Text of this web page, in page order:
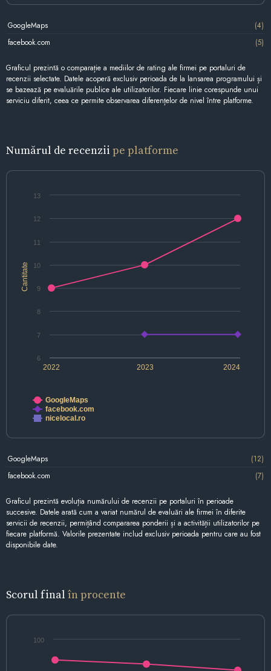
GoogleMaps
(4)
facebook.com
(5)
Graficul prezintă o comparație a mediilor de rating ale firmei pe portaluri de
recenzii selectate. Datele acoperă exclusiv perioada de la lansarea programului și
se bazează pe evaluările publice ale utilizatorilor. Fiecare linie corespunde unui
serviciu diferit, ceea ce permite observarea diferențelor de nivel între platforme.
Numărul de recenzii pe platforme
Cantitate
2022 2023 2024
6
7
8
9
10
11
12
13
GoogleMaps
facebook.com
nicelocal.ro
GoogleMaps
(12)
facebook.com
(7)
Graficul prezintă evoluția numărului de recenzii pe portaluri în perioade
succesive. Datele arată cum a variat numărul de evaluări ale firmei în diferite
servicii de recenzii, permițând compararea ponderii și a activității utilizatorilor pe
fiecare platformă. Valorile prezentate includ exclusiv perioada pentru care au fost
disponibile date.
Scorul final în procente
100